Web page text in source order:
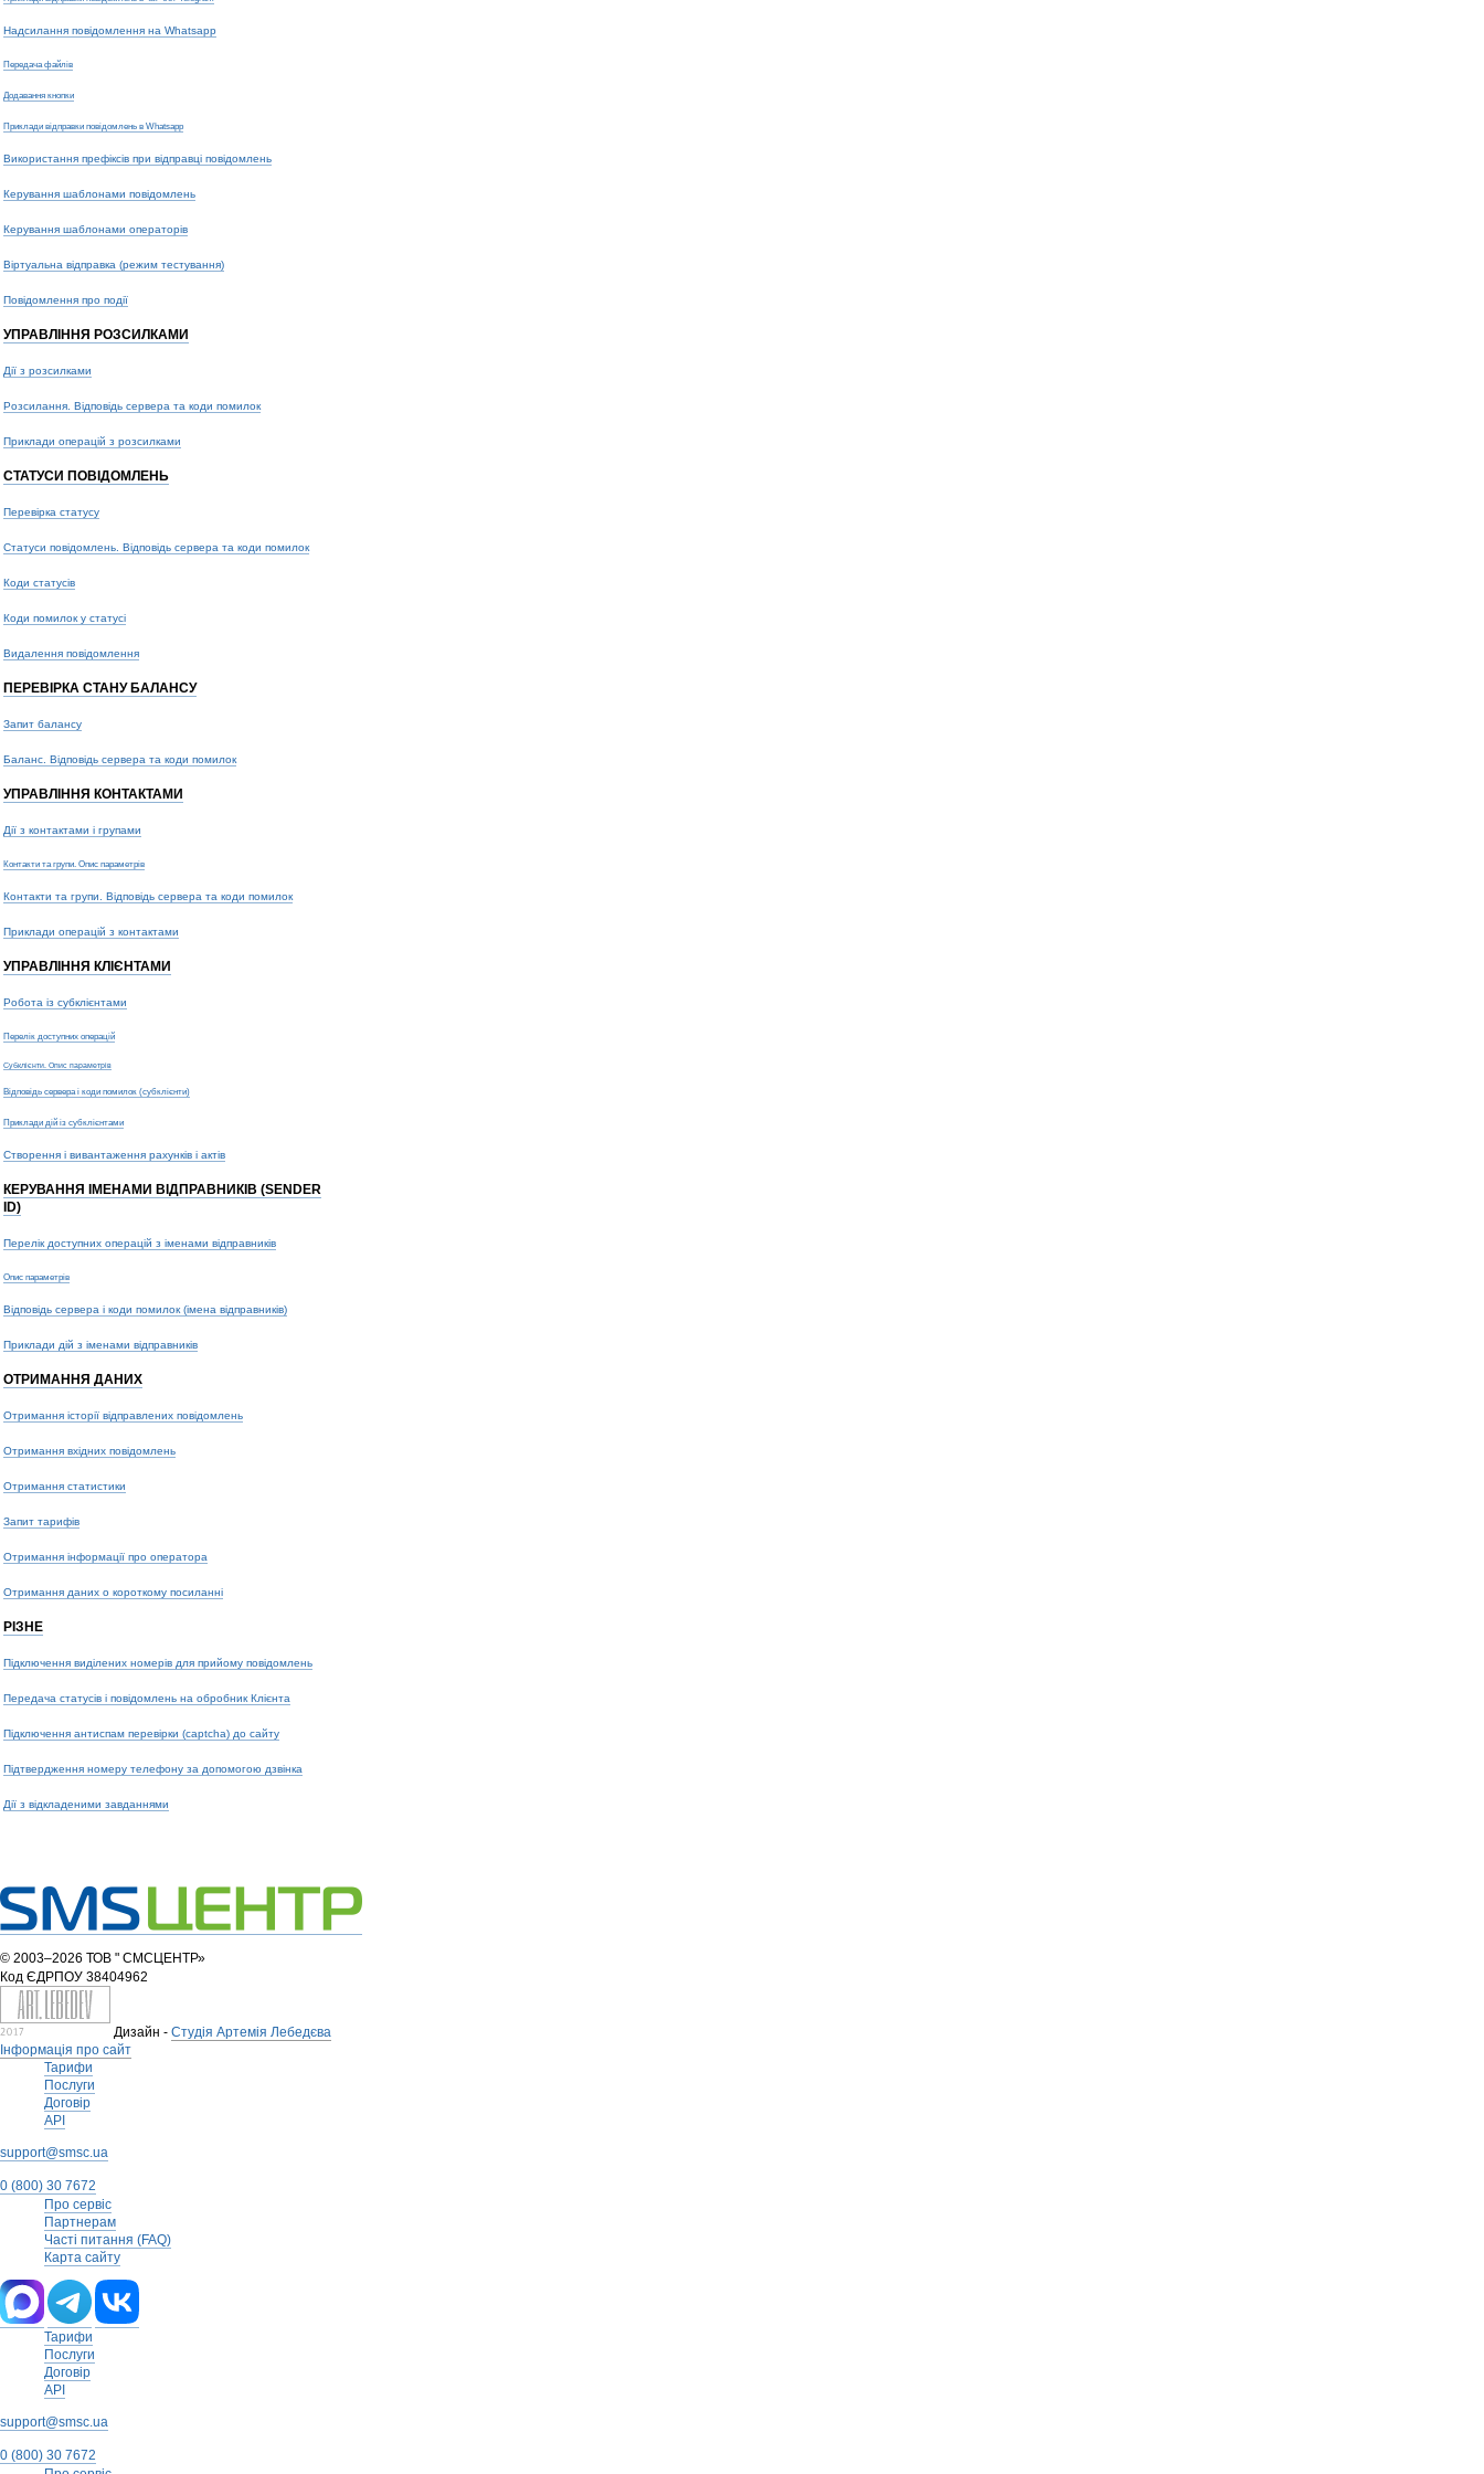
Надсилання повідомлення на Whatsapp
Передача файлів
Додавання кнопки
Приклади відправки повідомлень в Whatsapp
Використання префіксів при відправці повідомлень
Керування шаблонами повідомлень
Керування шаблонами операторів
Віртуальна відправка (режим тестування)
Повідомлення про події
УПРАВЛІННЯ РОЗСИЛКАМИ
Дії з розсилками
Розсилання. Відповідь сервера та коди помилок
Приклади операцій з розсилками
СТАТУСИ ПОВІДОМЛЕНЬ
Перевірка статусу
Статуси повідомлень. Відповідь сервера та коди помилок
Коди статусів
Коди помилок у статусі
Видалення повідомлення
ПЕРЕВІРКА СТАНУ БАЛАНСУ
Запит балансу
Баланс. Відповідь сервера та коди помилок
УПРАВЛІННЯ КОНТАКТАМИ
Дії з контактами і групами
Контакти та групи. Опис параметрів
Контакти та групи. Відповідь сервера та коди помилок
Приклади операцій з контактами
УПРАВЛІННЯ КЛІЄНТАМИ
Робота із субклієнтами
Перелік доступних операцій
Субклієнти. Опис параметрів
Відповідь сервера і коди помилок (субклієнти)
Приклади дій із субклієнтами
Створення і вивантаження рахунків і актів
КЕРУВАННЯ ІМЕНАМИ ВІДПРАВНИКІВ (SENDER
ID)
Перелік доступних операцій з іменами відправників
Опис параметрів
Відповідь сервера і коди помилок (імена відправників)
Приклади дій з іменами відправників
ОТРИМАННЯ ДАНИХ
Отримання історії відправлених повідомлень
Отримання вхідних повідомлень
Отримання статистики
Запит тарифів
Отримання інформації про оператора
Отримання даних о короткому посиланні
РІЗНЕ
Підключення виділених номерів для прийому повідомлень
Передача статусів і повідомлень на обробник Клієнта
Підключення антиспам перевірки (captcha) до сайту
Підтвердження номеру телефону за допомогою дзвінка
Дії з відкладеними завданнями
© 2003–2026 ТОВ " СМСЦЕНТР»
Код ЄДРПОУ 38404962
Дизайн - Студія Артемія Лебедєва
Інформація про сайт
Тарифи
Послуги
Договір
API
support@smsc.ua
0 (800) 30 7672
Про сервіс
Партнерам
Часті питання (FAQ)
Карта сайту
Тарифи
Послуги
Договір
API
support@smsc.ua
0 (800) 30 7672